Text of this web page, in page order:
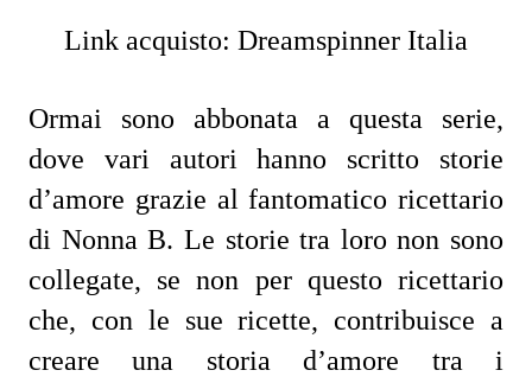
Link acquisto: Dreamspinner Italia
Ormai sono abbonata a questa serie,
dove vari autori hanno scritto storie
d’amore grazie al fantomatico ricettario
di Nonna B. Le storie tra loro non sono
collegate, se non per questo ricettario
che, con le sue ricette, contribuisce a
creare una storia d’amore tra i